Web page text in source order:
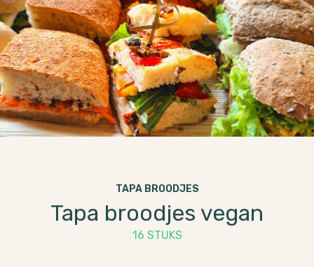
TAPA BROODJES
Tapa broodjes vegan
16 STUKS